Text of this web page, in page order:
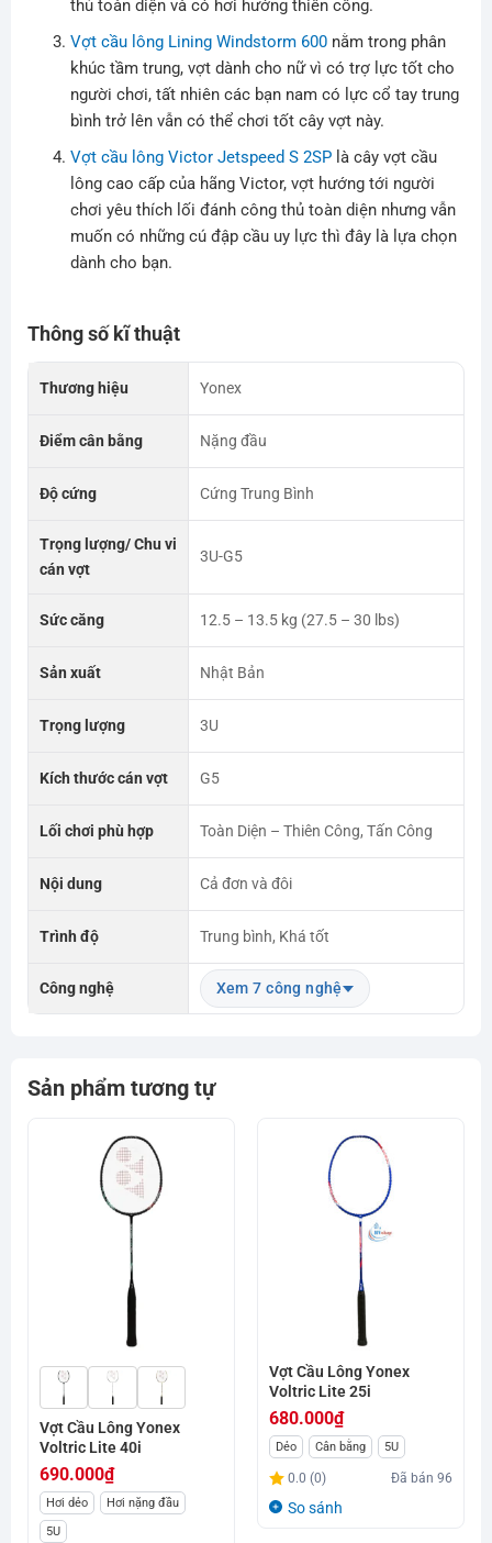
thủ toàn diện và có hơi hướng thiên công.
Vợt cầu lông Lining Windstorm 600 nằm trong phân
khúc tầm trung, vợt dành cho nữ vì có trợ lực tốt cho
người chơi, tất nhiên các bạn nam có lực cổ tay trung
bình trở lên vẫn có thể chơi tốt cây vợt này.
Vợt cầu lông Victor Jetspeed S 2SP là cây vợt cầu
lông cao cấp của hãng Victor, vợt hướng tới người
chơi yêu thích lối đánh công thủ toàn diện nhưng vẫn
muốn có những cú đập cầu uy lực thì đây là lựa chọn
dành cho bạn.
Thông số kĩ thuật
Thương hiệu Yonex
Điểm cân bằng Nặng đầu
Độ cứng Cứng Trung Bình
Trọng lượng/ Chu vi
cán vợt
3U-G5
Sức căng 12.5 – 13.5 kg (27.5 – 30 lbs)
Sản xuất Nhật Bản
Trọng lượng 3U
Kích thước cán vợt G5
Lối chơi phù hợp Toàn Diện – Thiên Công, Tấn Công
Nội dung Cả đơn và đôi
Trình độ Trung bình, Khá tốt
Công nghệ Xem 7 công nghệ
Sản phẩm tương tự
Vợt Cầu Lông Yonex
Voltric Lite 40i
690.000₫
Hơi dẻo
Hơi nặng đầu
5U
Vợt Cầu Lông Yonex
Voltric Lite 25i
680.000₫
Dẻo Cân bằng 5U
0.0 (0) Đã bán96
So sánh